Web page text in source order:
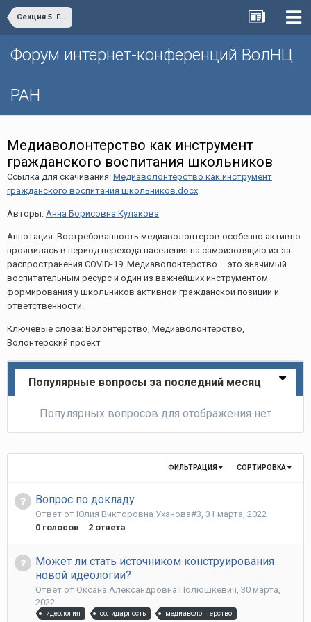
Секция 5. Гражданская самоорганизация в условиях пандемии COVID-19: новые вызовы и возможности
Форум интернет-конференций ВолНЦ
РАН
Медиаволонтерство как инструмент
гражданского воспитания школьников
Ссылка для скачивания: Медиаволонтерство как инструмент
гражданского воспитания школьников.docx
Авторы: Анна Борисовна Кулакова
Аннотация: Востребованность медиаволонтеров особенно активно
проявилась в период перехода населения на самоизоляцию из-за
распространения COVID-19. Медиаволонтерство – это значимый
воспитательным ресурс и один из важнейших инструментом
формирования у школьников активной гражданской позиции и
ответственности.
Ключевые слова: Волонтерство, Медиаволонтерство,
Волонтерский проект
Популярные вопросы за последний месяц
Популярных вопросов для отображения нет
СОРТИРОВКА
ФИЛЬТРАЦИЯ
Вопрос по докладу
Ответ от Юлия Викторовна Уханова#3, 31 марта, 2022
0 голосов 2 ответа
Может ли стать источником конструирования
новой идеологии?
Ответ от Оксана Александровна Полюшкевич 30 марта,
2022
идеология солидарность медиаволонтерство